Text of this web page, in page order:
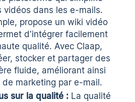
vidéos dans les e-mails.
propose un wiki vidéo
d'intégrer facilement
qualité. Avec Claap,
stocker et partager des
fluide, améliorant ainsi
de marketing par e-mail.
sur la qualité : La qualité